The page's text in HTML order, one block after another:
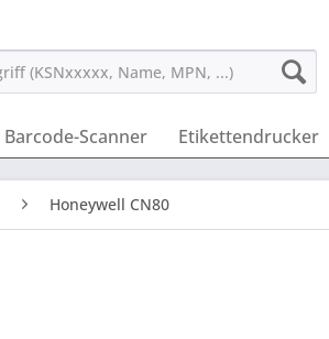
Barcode-Scanner Etikettendrucker
Honeywell CN80